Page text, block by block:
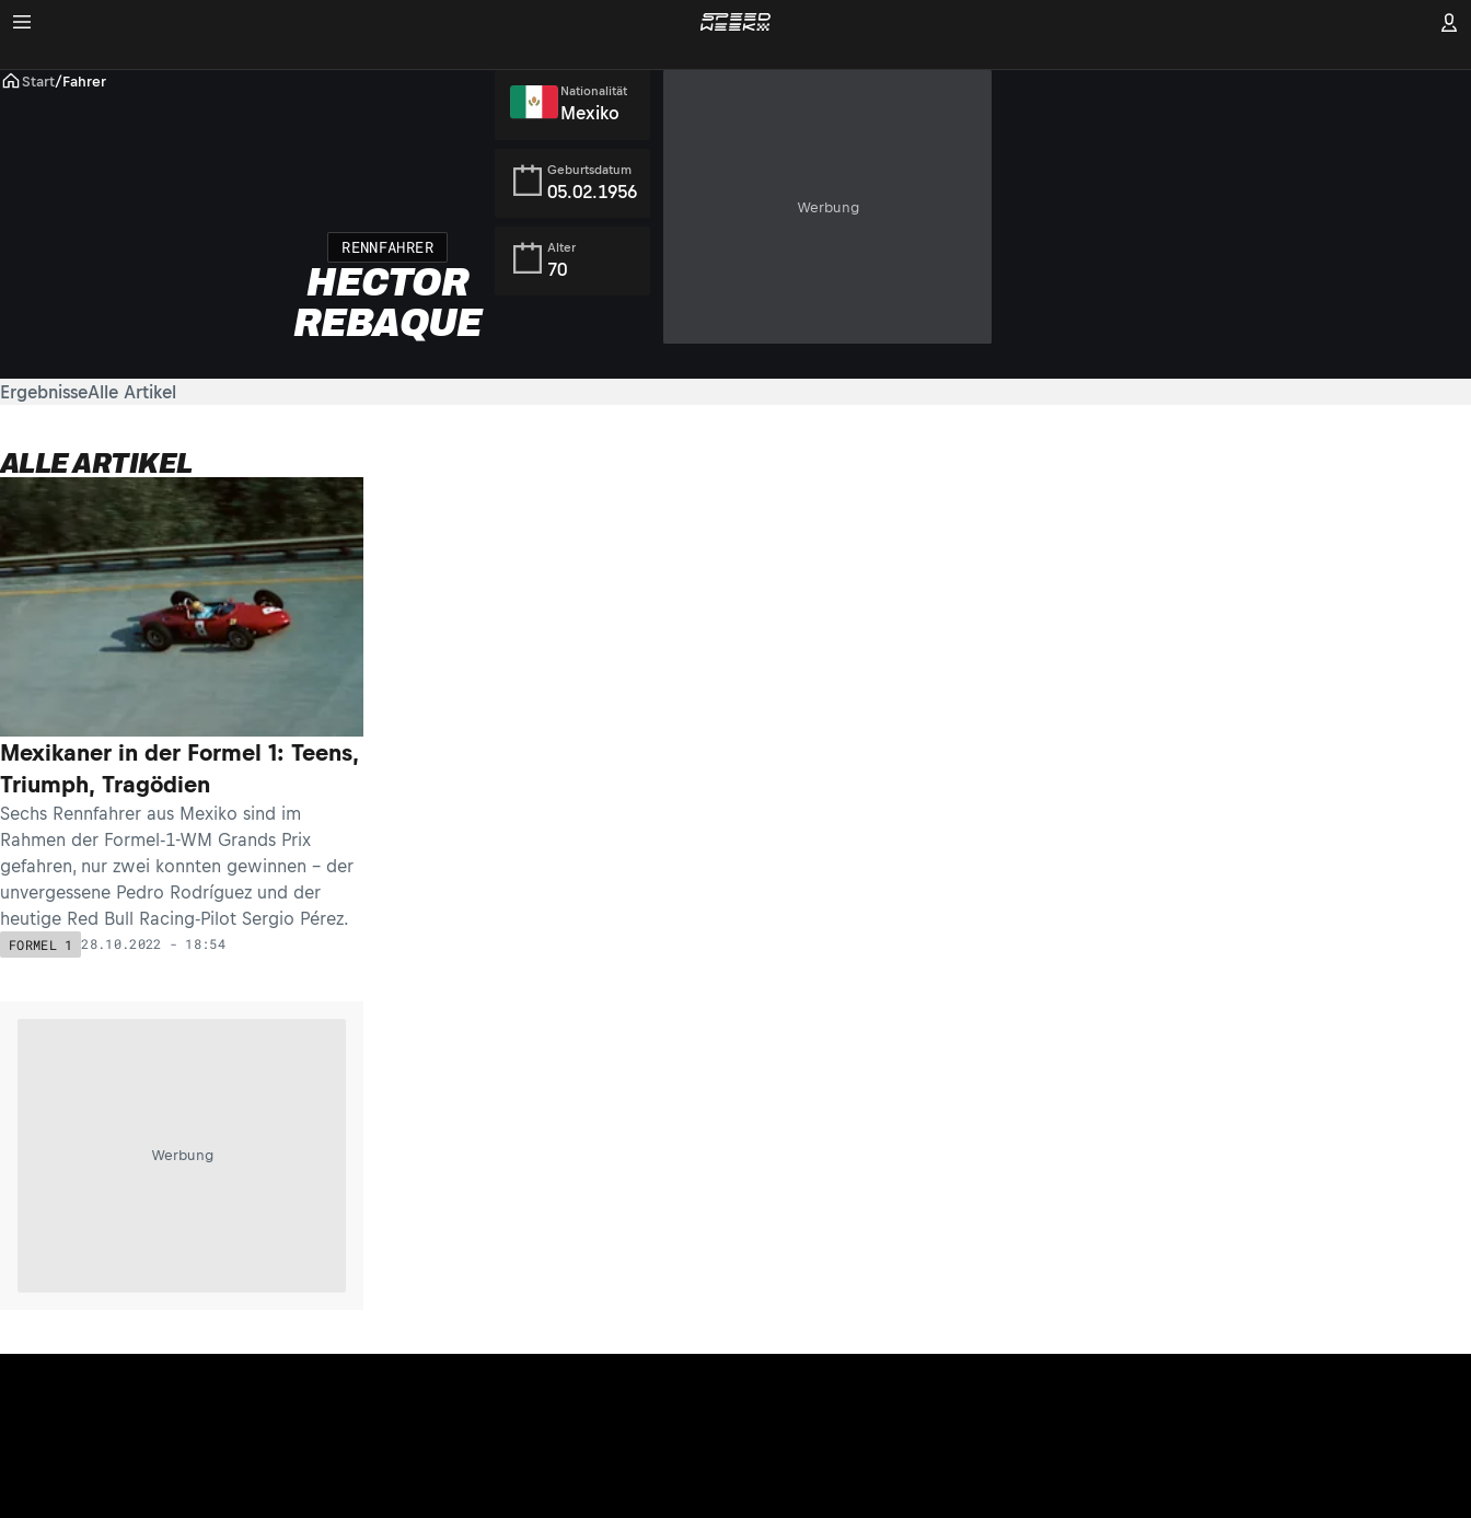
Start/Fahrer
RENNFAHRER
HECTOR
REBAQUE
Nationalität
Mexiko
Geburtsdatum
05.02.1956
Alter
70
Werbung
ErgebnisseAlle Artikel
ALLE ARTIKEL
Mexikaner in der Formel 1: Teens,
Triumph, Tragödien
Sechs Rennfahrer aus Mexiko sind im
Rahmen der Formel-1-WM Grands Prix
gefahren, nur zwei konnten gewinnen – der
unvergessene Pedro Rodríguez und der
heutige Red Bull Racing-Pilot Sergio Pérez.
FORMEL 1 28.10.2022 - 18:54
Werbung